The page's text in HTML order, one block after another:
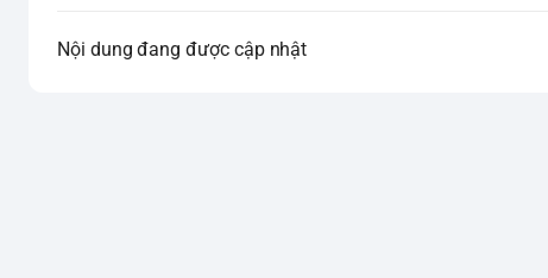
Nội dung đang được cập nhật